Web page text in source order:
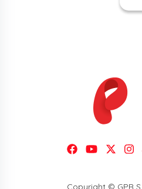
Copyright © GPR